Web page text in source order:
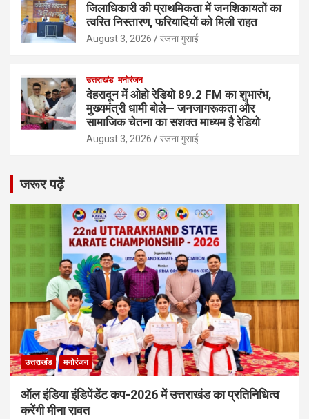
जिलाधिकारी की प्राथमिकता में जनशिकायतों का
त्वरित निस्तारण, फरियादियों को मिली राहत
August 3, 2026 रंजना गुसाई
उत्तराखंड मनोरंजन
देहरादून में ओहो रेडियो 89.2 FM का शुभारंभ,
मुख्यमंत्री धामी बोले— जनजागरूकता और
सामाजिक चेतना का सशक्त माध्यम है रेडियो
August 3, 2026 रंजना गुसाई
जरूर पढ़ें
उत्तराखंड मनोरंजन
ऑल इंडिया इंडिपेंडेंट कप-2026 में उत्तराखंड का प्रतिनिधित्व
करेंगी मीना रावत